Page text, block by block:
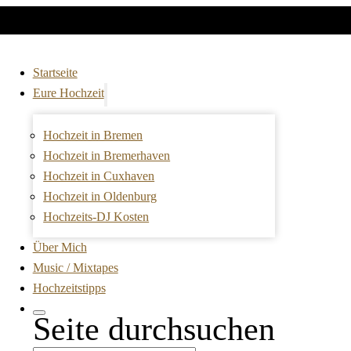
Startseite
Eure Hochzeit
Hochzeit in Bremen
Hochzeit in Bremerhaven
Hochzeit in Cuxhaven
Hochzeit in Oldenburg
Hochzeits-DJ Kosten
Über Mich
Music / Mixtapes
Hochzeitstipps
Seite durchsuchen